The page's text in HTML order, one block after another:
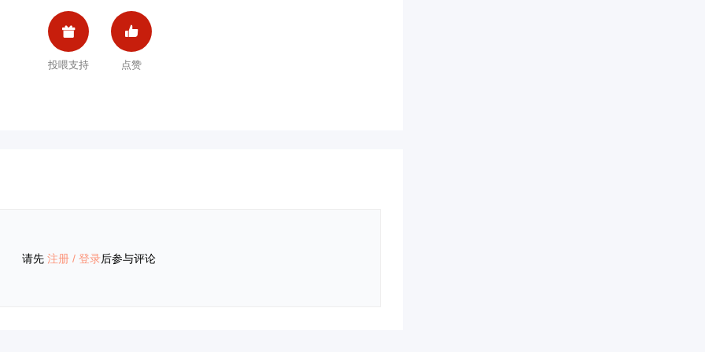

投喂支持

点赞
请先 注册 / 登录后参与评论